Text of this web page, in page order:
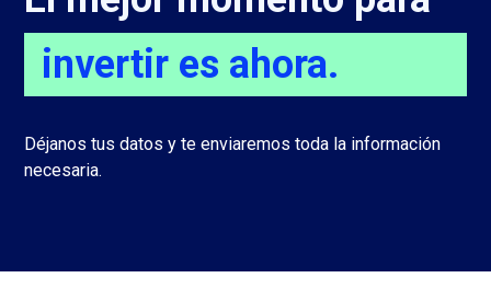
invertir es ahora.
Déjanos tus datos y te enviaremos toda la información
necesaria.